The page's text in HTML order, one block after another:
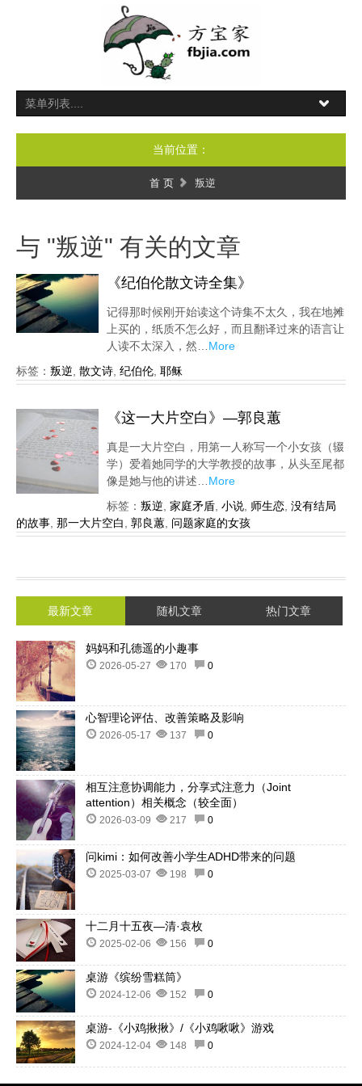
当前位置：
首 页 叛逆
与 "叛逆" 有关的文章
《纪伯伦散文诗全集》
记得那时候刚开始读这个诗集不太久，我在地摊
上买的，纸质不怎么好，而且翻译过来的语言让
人读不太深入，然… More
标签： 叛逆 散文诗 纪伯伦 耶稣
《这一大片空白》—郭良蕙
真是一大片空白，用第一人称写一个小女孩（辍
学）爱着她同学的大学教授的故事，从头至尾都
像是她与他的讲述… More
标签： 叛逆 家庭矛盾 小说 师生恋 没有结局
的故事 那一大片空白 郭良蕙 问题家庭的女孩
最新文章 随机文章 热门文章
妈妈和孔德遥的小趣事
2026-05-27 170 0
心智理论评估、改善策略及影响
2026-05-17 137 0
相互注意协调能力，分享式注意力（Joint
attention）相关概念（较全面）
2026-03-09 217 0
问kimi：如何改善小学生ADHD带来的问题
2025-03-07 198 0
十二月十五夜—清·袁枚
2025-02-06 156 0
桌游《缤纷雪糕筒》
2024-12-06 152 0
桌游-《小鸡揪揪》/《小鸡啾啾》游戏
2024-12-04 148 0